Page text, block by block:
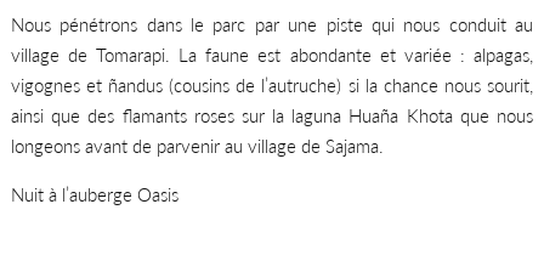
Nous pénétrons dans le parc par une piste qui nous conduit au
village de Tomarapi. La faune est abondante et variée : alpagas,
vigognes et ñandus (cousins de l’autruche) si la chance nous sourit,
ainsi que des flamants roses sur la laguna Huaña Khota que nous
longeons avant de parvenir au village de Sajama.
Nuit à l’auberge Oasis